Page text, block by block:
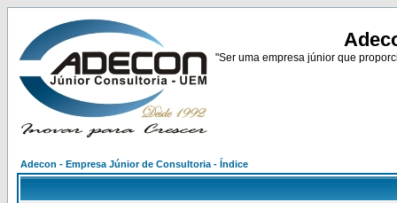
"Ser uma empresa júnior que
Adecon - Empresa Júnior de Consultoria - Índice